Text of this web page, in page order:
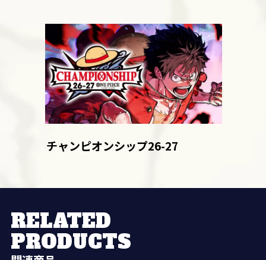
チャンピオンシップ26-27
RELATED
PRODUCTS